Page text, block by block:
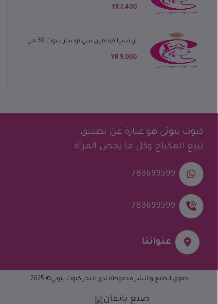
7,400 YR
أرينسيا فيتامين سي بوستر شوت 30 مل
9,000 YR
كيوت بيوتي هو عبارة عن تطبيق
لبيع المكياج وكل ما يخص المرأة
783699599
783699599
عنواننا
حقوق الطبع والنشر محفوظة لدى متجر كيوت بيوتي© 2025
صنع باتقان